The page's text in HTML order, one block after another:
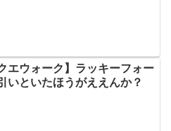
エウォーク】ラッキーフォー
いといたほうがええんか？